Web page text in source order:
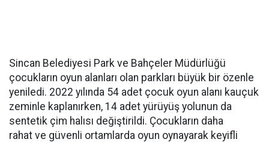
Sincan Belediyesi Park ve Bahçeler Müdürlüğü
çocukların oyun alanları olan parkları büyük bir özenle
yeniledi. 2022 yılında 54 adet çocuk oyun alanı kauçuk
zeminle kaplanırken, 14 adet yürüyüş yolunun da
sentetik çim halısı değiştirildi. Çocukların daha
rahat ve güvenli ortamlarda oyun oynayarak keyifli